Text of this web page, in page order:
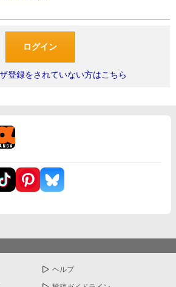
登録をされていない方はこちら
ヘルプ